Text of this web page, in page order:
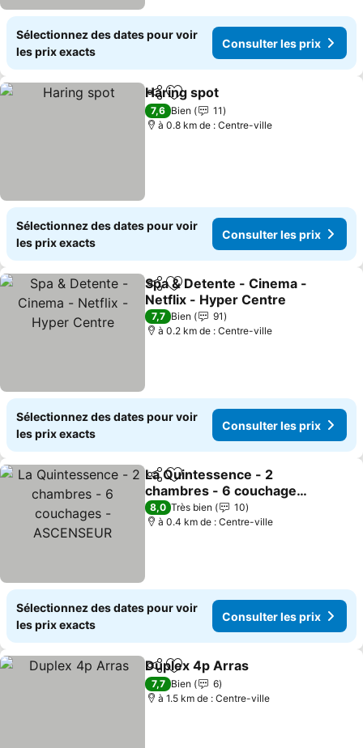
Sélectionnez des dates pour voir
les prix exacts
Consulter les prix
PartagerAjouter à mes favoris
Haring spot
7,6 Bien
11
à 0.8 km de : Centre-ville
Sélectionnez des dates pour voir
les prix exacts
Consulter les prix
PartagerAjouter à mes favoris
Spa & Detente - Cinema -
Netflix - Hyper Centre
Consulter les prix
7,7 Bien
91
à 0.2 km de : Centre-ville
Sélectionnez des dates pour voir
les prix exacts
Consulter les prix
PartagerAjouter à mes favoris
La Quintessence - 2
chambres - 6 couchages
- ASCENSEUR
Consulter les prix
8,0 Très bien
10
à 0.4 km de : Centre-ville
Sélectionnez des dates pour voir
les prix exacts
Consulter les prix
PartagerAjouter à mes favoris
Duplex 4p Arras
7,7 Bien
6
à 1.5 km de : Centre-ville